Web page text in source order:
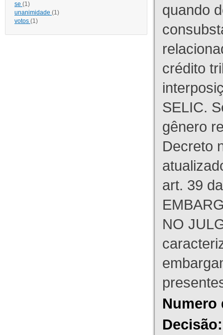
se (1)
unanimidade (1)
votos (1)
quando
crédito
SELIC.
gênero
Decreto
art. 39
NO
Numero
Decisão: